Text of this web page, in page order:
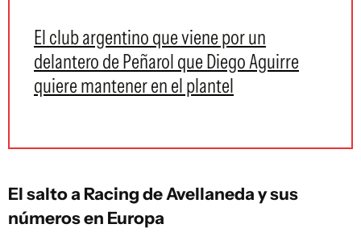
El club argentino que viene por un
delantero de Peñarol que Diego Aguirre
quiere mantener en el plantel
El salto a Racing de Avellaneda y sus
números en Europa